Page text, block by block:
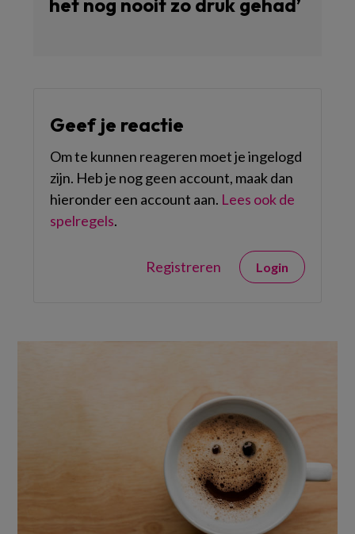
het nog nooit zo druk gehad’
Geef je reactie
Om te kunnen reageren moet je ingelogd
zijn. Heb je nog geen account, maak dan
hieronder een account aan. Lees ook de
spelregels.
Registreren Login